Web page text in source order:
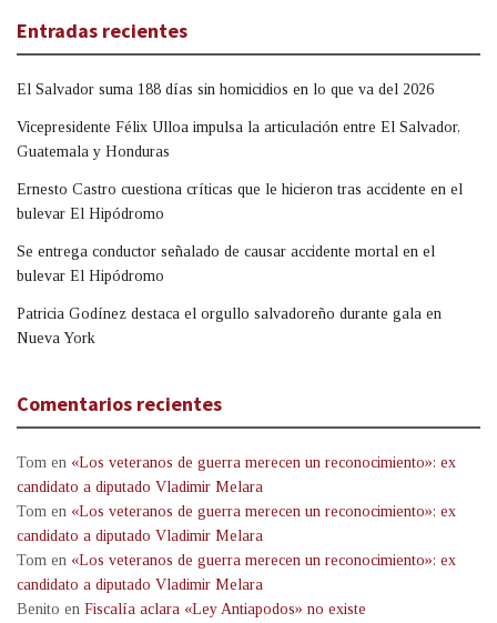
Entradas recientes
El Salvador suma 188 días sin homicidios en lo que va del 2026
Vicepresidente Félix Ulloa impulsa la articulación entre El Salvador,
Guatemala y Honduras
Ernesto Castro cuestiona críticas que le hicieron tras accidente en el
bulevar El Hipódromo
Se entrega conductor señalado de causar accidente mortal en el
bulevar El Hipódromo
Patricia Godínez destaca el orgullo salvadoreño durante gala en
Nueva York
Comentarios recientes
Tom en «Los veteranos de guerra merecen un reconocimiento»: ex
candidato a diputado Vladimir Melara
Tom en «Los veteranos de guerra merecen un reconocimiento»: ex
candidato a diputado Vladimir Melara
Tom en «Los veteranos de guerra merecen un reconocimiento»: ex
candidato a diputado Vladimir Melara
Benito en Fiscalía aclara «Ley Antiapodos» no existe